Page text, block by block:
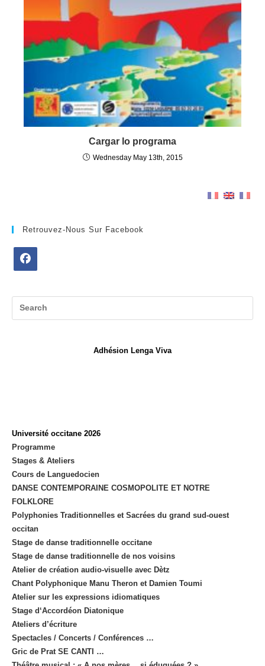
Cargar lo programa
Wednesday May 13th, 2015
Retrouvez-Nous Sur Facebook
new
Adhésion Lenga Viva
Université occitane 2026
Programme
Stages & Ateliers
Cours de Languedocien
DANSE CONTEMPORAINE COSMOPOLITE ET NOTRE
FOLKLORE
Polyphonies Traditionnelles et Sacrées du grand sud-ouest
occitan
Stage de danse traditionnelle occitane
Stage de danse traditionnelle de nos voisins
Atelier de création audio-visuelle avec Dètz
Chant Polyphonique Manu Theron et Damien Toumi
Atelier sur les expressions idiomatiques
Stage d‘Accordéon Diatonique
Ateliers d’écriture
Spectacles / Concerts / Conférences …
Gric de Prat SE CANTI …